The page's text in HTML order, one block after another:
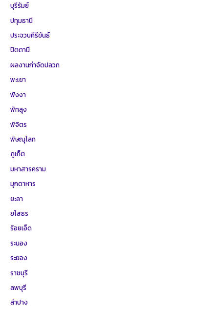
บุรีรัมย์
ปทุมธานี
ประจวบคีรีขันธ์
ปัตตานี
ผลงานกำจัดปลวก
พะเยา
พังงา
พัทลุง
พิจิตร
พิษณุโลก
ภูเก็ต
มหาสารคราม
มุกดาหาร
ยะลา
ยโสธร
ร้อยเอ็ด
ระนอง
ระยอง
ราชบุรี
ลพบุรี
ลำปาง